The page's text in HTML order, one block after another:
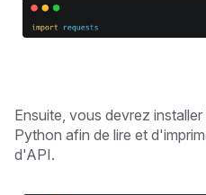
Ensuite, vous devrez
Python afin de lire et
d'API.